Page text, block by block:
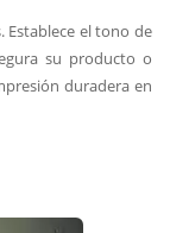
Establece el tono de
su producto o
duradera en